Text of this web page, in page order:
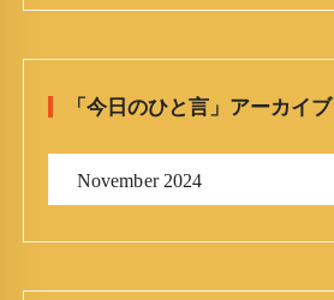
「今日のひと言」アーカイブ
ひ
November 2024